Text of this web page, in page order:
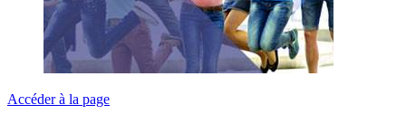
Accéder à la page